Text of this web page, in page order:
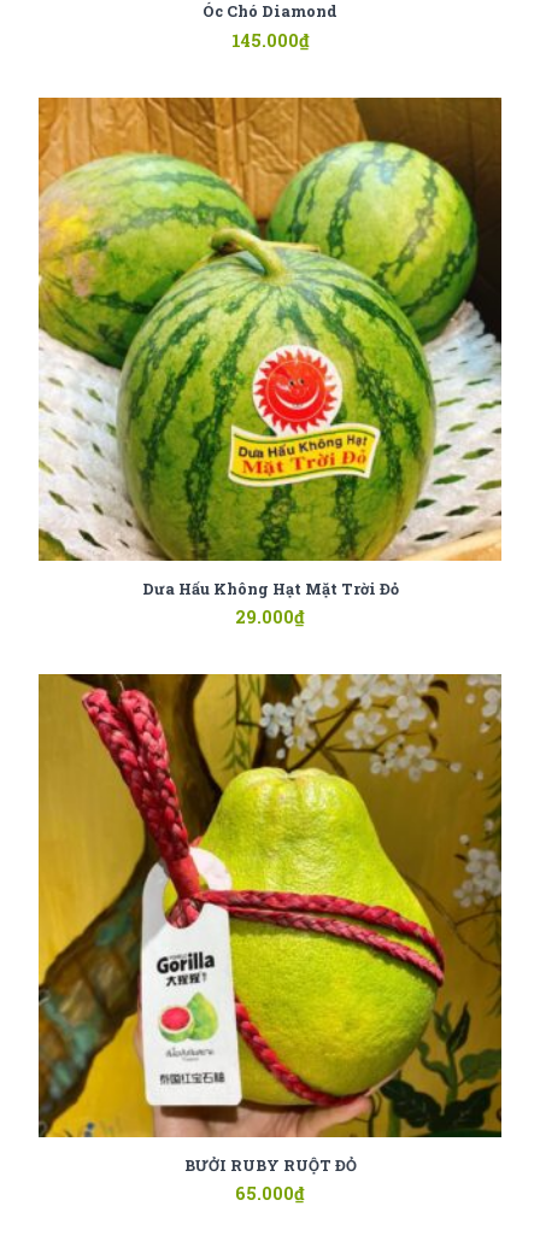
Óc Chó Diamond
145.000₫
Dưa Hấu Không Hạt Mặt Trời Đỏ
29.000₫
BƯỞI RUBY RUỘT ĐỎ
65.000₫